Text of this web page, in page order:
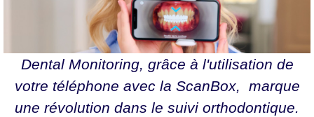
Dental Monitoring, grâce à l'utilisation de
votre téléphone avec la ScanBox, marque
une révolution dans le suivi orthodontique.